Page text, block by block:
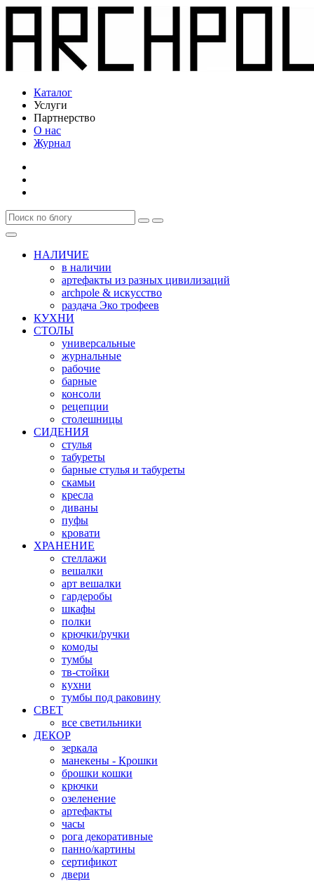
Каталог
Услуги
Партнерство
О нас
Журнал
НАЛИЧИЕ
в наличии
артефакты из разных цивилизаций
archpole & искусство
раздача Эко трофеев
КУХНИ
СТОЛЫ
универсальные
журнальные
рабочие
барные
консоли
рецепции
столешницы
СИДЕНИЯ
стулья
табуреты
барные стулья и табуреты
скамьи
кресла
диваны
пуфы
кровати
ХРАНЕНИЕ
стеллажи
вешалки
арт вешалки
гардеробы
шкафы
полки
крючки/ручки
комоды
тумбы
тв-стойки
кухни
тумбы под раковину
СВЕТ
все светильники
ДЕКОР
зеркала
манекены - Крошки
брошки кошки
крючки
озеленение
артефакты
часы
рога декоративные
панно/картины
сертификот
двери